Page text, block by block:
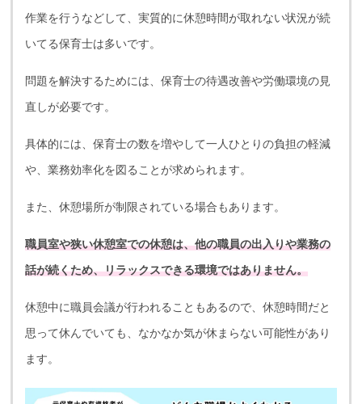
作業を行うなどして、実質的に休憩時間が取れない状況が続
いてる保育士は多いです。
問題を解決するためには、保育士の待遇改善や労働環境の見
直しが必要です。
具体的には、保育士の数を増やして一人ひとりの負担の軽減
や、業務効率化を図ることが求められます。
また、休憩場所が制限されている場合もあります。
職員室や狭い休憩室での休憩は、他の職員の出入りや業務の
話が続くため、リラックスできる環境ではありません。
休憩中に職員会議が行われることもあるので、休憩時間だと
思って休んでいても、なかなか気が休まらない可能性があり
ます。